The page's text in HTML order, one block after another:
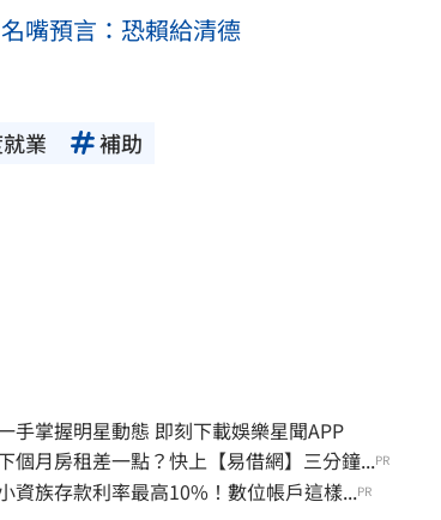
嘴預言：恐賴給清德
業 補助
一手掌握明星動態 即刻下載娛樂星聞APP
個月房租差一點？快上【易借網】三分鐘...PR
資族存款利率最高10%！數位帳戶這樣...PR